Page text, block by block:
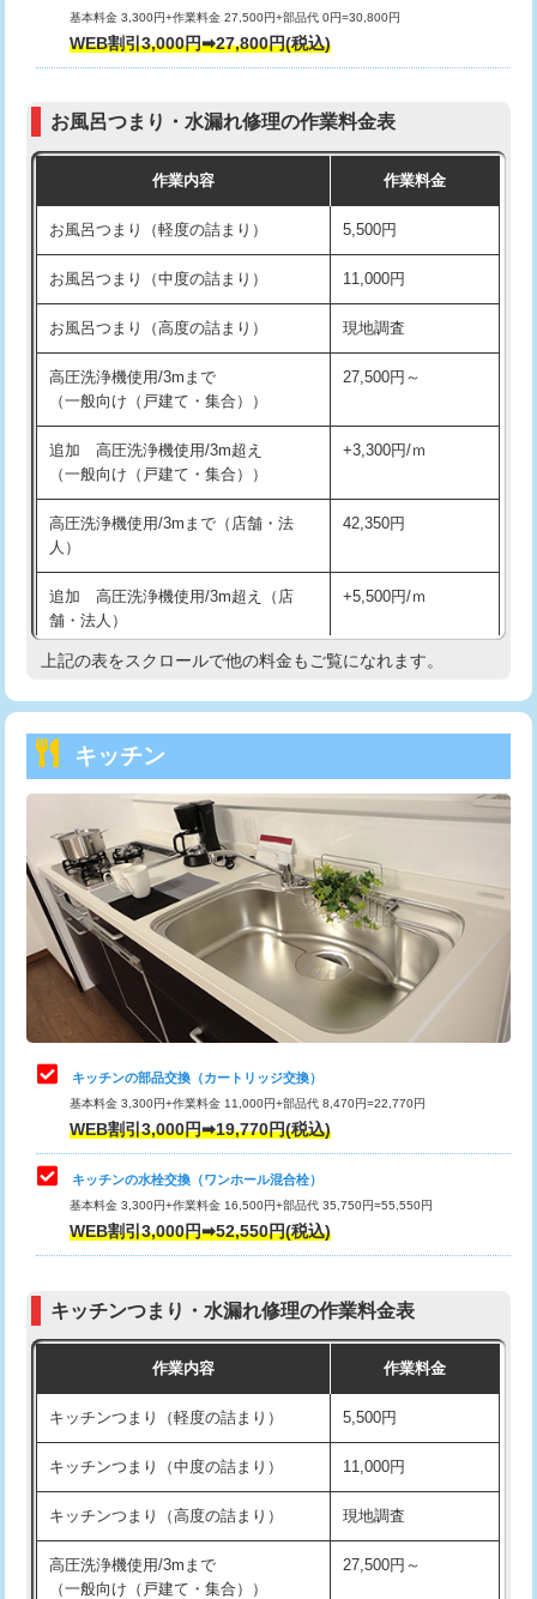
交換・取付（タンク）
交換・取付（普通便座） 11,000円+材料費
交換・取付（温水洗浄便座） 16,500円+材料費
交換・取付(単水栓（壁付・デッキ
式）)
13,200円+材料費
交換・取付(混合水栓（壁付・デッキ
式・ワンホール）)
16,500円+材料費
交換・取付(排水栓・排水トラップ
（P/S/ポップアップ））
22,000円+材料費
交換・取付（その他部品） 11,000円+材料費
持込商品取付（単水栓） 13,200円
持込商品取付（混合水栓）
持込商品取付（浄水器・分岐水栓） 16,500円
持込商品取付（温水洗浄便座） 22,000円
持込商品取付（普通便座⇔温水洗浄便
22,000円
給水管工事※（ホール加工)
給水管工事※（バンド止め) 3,300円
給水管工事※（支持金具設置) 5,500円
給水管工事※（保温材使用（バンド止
め込み）)
5,500円
給水管工事※（土の掘削・埋め戻し作
11,000円
給水管工事※（塩ビ管（VP・HI）使
用/3ｍまで)
給水管工事※（塩ビ管（VP・HI）使
用（追加）/3ｍ超え)
給水管工事※（ライニング鋼管・銅
管・ポリ管・HT管使用/3ｍまで)
44,000円
管・ポリ管・HT管使用/3ｍ超え)
排水管工事（土の掘削・埋め戻し作
11,000円~
排水管工事（排水管工事/3ｍまで） 55,000円
排水管工事（追加 排水管工事/3ｍ超
+11,000円
マス交換（土の掘削・埋め戻し作業）
基本料金 3,300円+作業料金 27,500円+部品代 0円=30,800円
WEB割引3,000円➡27,800円(税込)
お風呂つまり・水漏れ修理の作業料金表
作業内容 作業料金
お風呂つまり（軽度の詰まり） 5,500円
お風呂つまり（中度の詰まり） 11,000円
お風呂つまり（高度の詰まり） 現地調査
高圧洗浄機使用/3mまで
（一般向け（戸建て・集合））
27,500円～
追加 高圧洗浄機使用/3m超え
（一般向け（戸建て・集合））
+3,300円/ｍ
高圧洗浄機使用/3mまで（店舗・法
人）
42,350円
追加 高圧洗浄機使用/3m超え（店
舗・法人）
+5,500円/ｍ
高度高圧洗浄換 現地調査
トーラー機使用/3mまで
追加トーラー機使用/3m超え +3,300円
カメラ調査 33,000円
桝清掃 8,800円
止水・漏水調査・防水処理・清掃・修
理・調整・分解・加工など（軽作業）
11,000円
止水・漏水調査・防水処理・清掃・修
理・調整・分解・加工など（中作業）
22,000円
止水・漏水調査・防水処理・清掃・修
理・調整・分解・加工など（重作業）
33,000円
お風呂タンク脱着
その他部品の脱着
式・ワンホール）)
交換・取付(排水栓・排水トラップ
22,000円+材料費
上記の表をスクロールで他の料金もご覧になれます。
キッチン
キッチンの部品交換（カートリッジ交換）
基本料金 3,300円+作業料金 11,000円+部品代 8,470円=22,770円
WEB割引3,000円➡19,770円(税込)
キッチンの水栓交換（ワンホール混合栓）
基本料金 3,300円+作業料金 16,500円+部品代 35,750円=55,550円
WEB割引3,000円➡52,550円(税込)
キッチンつまり・水漏れ修理の作業料金表
作業内容 作業料金
キッチンつまり（軽度の詰まり） 5,500円
キッチンつまり（中度の詰まり） 11,000円
キッチンつまり（高度の詰まり） 現地調査
高圧洗浄機使用/3mまで
（一般向け（戸建て・集合））
27,500円～